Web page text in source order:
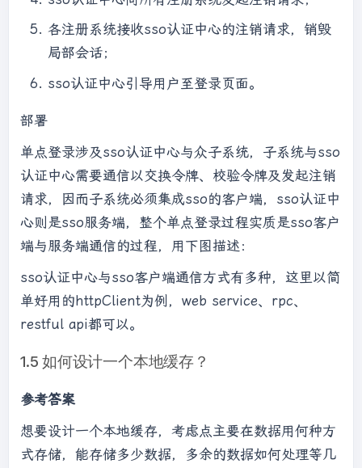
各注册系统接收sso认证中心的注销请求，销毁
局部会话；
sso认证中心引导用户至登录页面。
部署
单点登录涉及sso认证中心与众子系统，子系统与sso
认证中心需要通信以交换令牌、校验令牌及发起注销
请求，因而子系统必须集成sso的客户端，sso认证中
心则是sso服务端，整个单点登录过程实质是sso客户
端与服务端通信的过程，用下图描述：
sso认证中心与sso客户端通信方式有多种，这里以简
单好用的httpClient为例，web service、rpc、
restful api都可以。
1.5 如何设计一个本地缓存？
参考答案
想要设计一个本地缓存，考虑点主要在数据用何种方
式存储，能存储多少数据，多余的数据如何处理等几